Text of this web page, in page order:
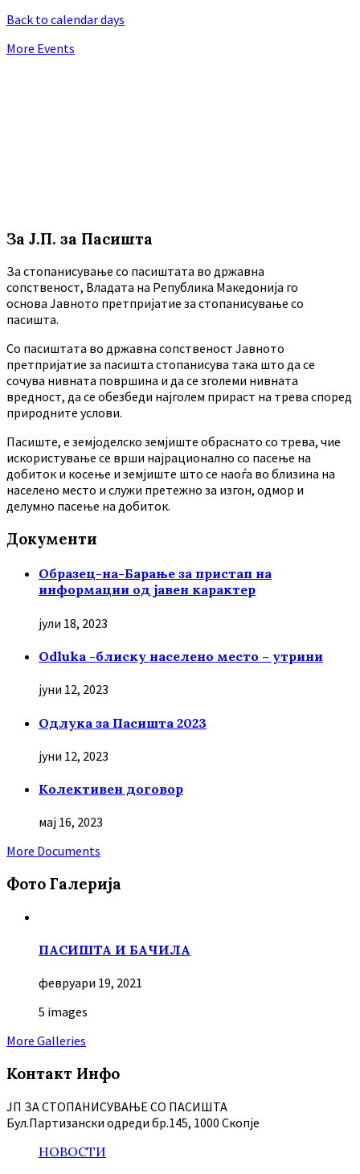
Back to calendar days
More Events
За Ј.П. за Пасишта
За стопанисување со пасиштата во државна
сопственост, Владата на Република Македонија го
основа Јавното претпријатие за стопанисување со
пасишта.
Co пасиштата во државна сопственост Јавното
претпријатие за пасишта стопанисува така што да се
сочува нивната површина и да се зголеми нивната
вредност, да се обезбеди најголем прираст на трева според
природните услови.
Пасиште, е земјоделско земјиште обраснато со трева, чие
искористување се врши најрационално со пасење на
добиток и косење и земјиште што се наоѓа во близина на
населено место и служи претежно за изгон, одмор и
делумно пасење на добиток.
Документи
Образец-на-Барање за пристап на
информации од јавен карактер
јули 18, 2023
Odluka -блиску населено место – утрини
јуни 12, 2023
Oдлука за Пасишта 2023
јуни 12, 2023
Колективен договор
мај 16, 2023
More Documents
Фото Галерија
ПАСИШТА И БАЧИЛА
февруари 19, 2021
5 images
More Galleries
Контакт Инфо
ЈП ЗА СТОПАНИСУВАЊЕ СО ПАСИШТА
Бул.Партизански oдреди бр.145, 1000 Скопје
НОВОСТИ